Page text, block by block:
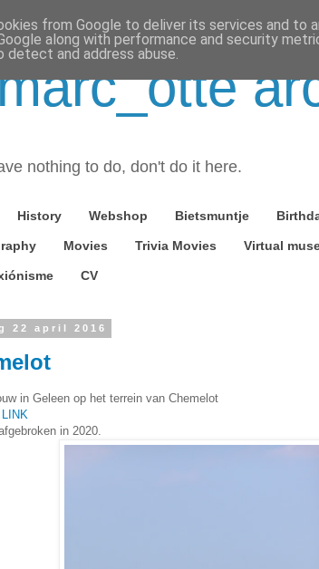
nothing to do, don't do it here.
History Webshop Bietsmuntje
Movies Trivia Movies Virtual
CV
22 april 2016
in Geleen op het terrein van Chemelot
LINK
in 2020.
from Google to deliver its services and to
along with performance and security
and address abuse.